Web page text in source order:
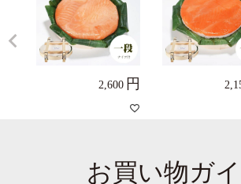
2,600
お買い物ガ